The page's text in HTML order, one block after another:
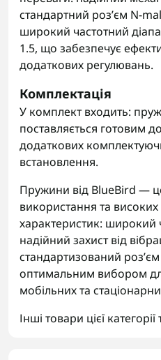
стандартний роз’єм N-
широкий частотний
1.5, що забезпечує
додаткових регулювань.
Комплектація
У комплект входить:
поставляється готовим
додаткових
встановлення.
Пружини від BlueBird —
використання та високих
характеристик: широкий
надійний захист від
стандартизований
оптимальним вибором
мобільних та
Інші товари цієї категорії